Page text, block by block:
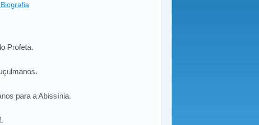
Profeta.
para a Abissínia.